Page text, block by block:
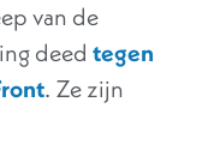
van de
deed tegen
. Ze zijn